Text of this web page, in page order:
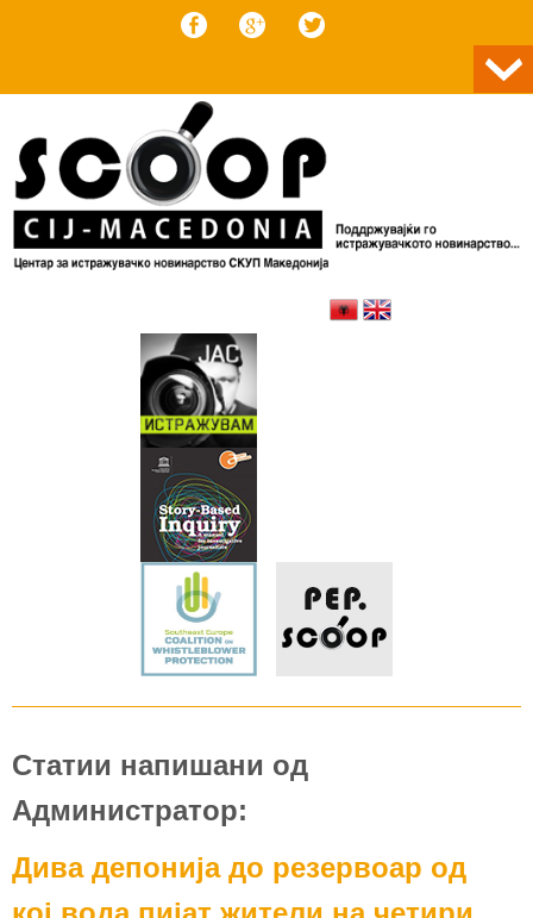
Статии напишани од
Администратор:
Дива депонија до резервоар од